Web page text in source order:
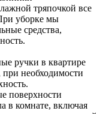
тряпочкой все
уборке мы
средства,
ручки в квартире
необходимости
поверхности
в комнате, включая